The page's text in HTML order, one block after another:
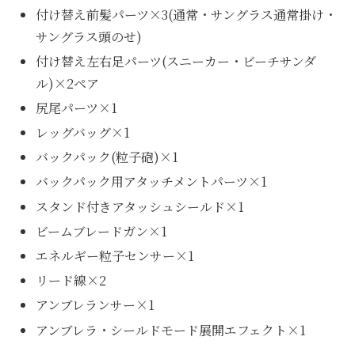
付け替え前髪パーツ×3(通常・サングラス通常掛け・
サングラス頭のせ)
付け替え左右足パーツ(スニーカー・ビーチサンダ
ル)×2ペア
尻尾パーツ×1
レッグバッグ×1
バックパック(粒子砲)×1
バックパック用アタッチメントパーツ×1
スタンド付きアタッシュシールド×1
ビームブレードガン×1
エネルギー粒子センサー×1
リード線×2
アンブレランサー×1
アンブレラ・シールドモード展開エフェクト×1